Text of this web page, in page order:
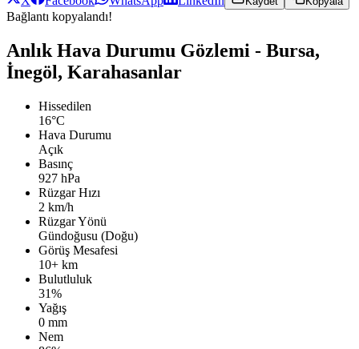
Bağlantı kopyalandı!
Anlık Hava Durumu Gözlemi - Bursa,
İnegöl, Karahasanlar
Hissedilen
16°C
Hava Durumu
Açık
Basınç
927 hPa
Rüzgar Hızı
2 km/h
Rüzgar Yönü
Gündoğusu (Doğu)
Görüş Mesafesi
10+ km
Bulutluluk
31%
Yağış
0 mm
Nem